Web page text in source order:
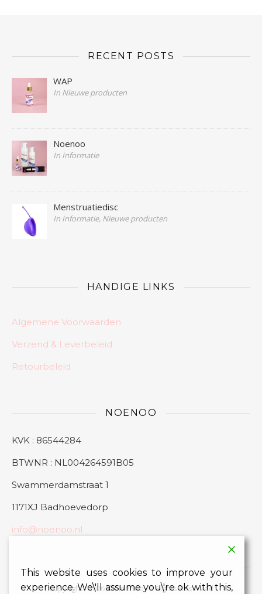
RECENT POSTS
WAP
In Nieuwe producten
Noenoo
In Informatie
Menstruatiedisc
In Informatie, Nieuwe producten
HANDIGE LINKS
Algemene Voorwaarden
Verzend & Leverbeleid
Retourbeleid
NOENOO
KVK : 86544284
BTWNR : NL004264591B05
Swammerdamstraat 1
1171XJ Badhoevedorp
info@noenoo.nl
Copyright - 2026 © Noenoo All Rights Reserved
This website uses cookies to improve your
experience. We\'ll assume you\'re ok with this,